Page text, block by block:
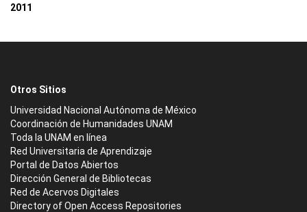
2011
Otros Sitios
Universidad Nacional Autónoma de México
Coordinación de Humanidades UNAM
Toda la UNAM en línea
Red Universitaria de Aprendizaje
Portal de Datos Abiertos
Dirección General de Bibliotecas
Red de Acervos Digitales
Directory of Open Access Repositories